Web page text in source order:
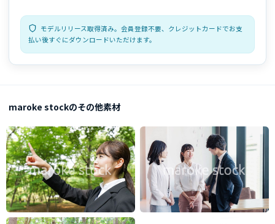
モデルリリース取得済み。会員登録不要、クレジットカードでお支
払い後すぐにダウンロードいただけます。
maroke stockのその他素材